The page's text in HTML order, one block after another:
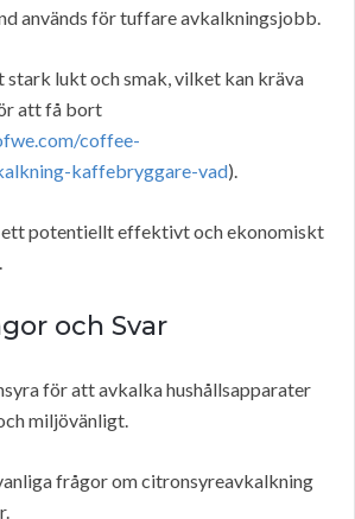
används för tuffare avkalkningsjobb.
stark lukt och smak, vilket kan kräva
att få bort
coffee-
kaffebryggare-vad).
potentiellt effektivt och ekonomiskt
och Svar
för att avkalka hushållsapparater
miljövänligt.
frågor om citronsyreavkalkning